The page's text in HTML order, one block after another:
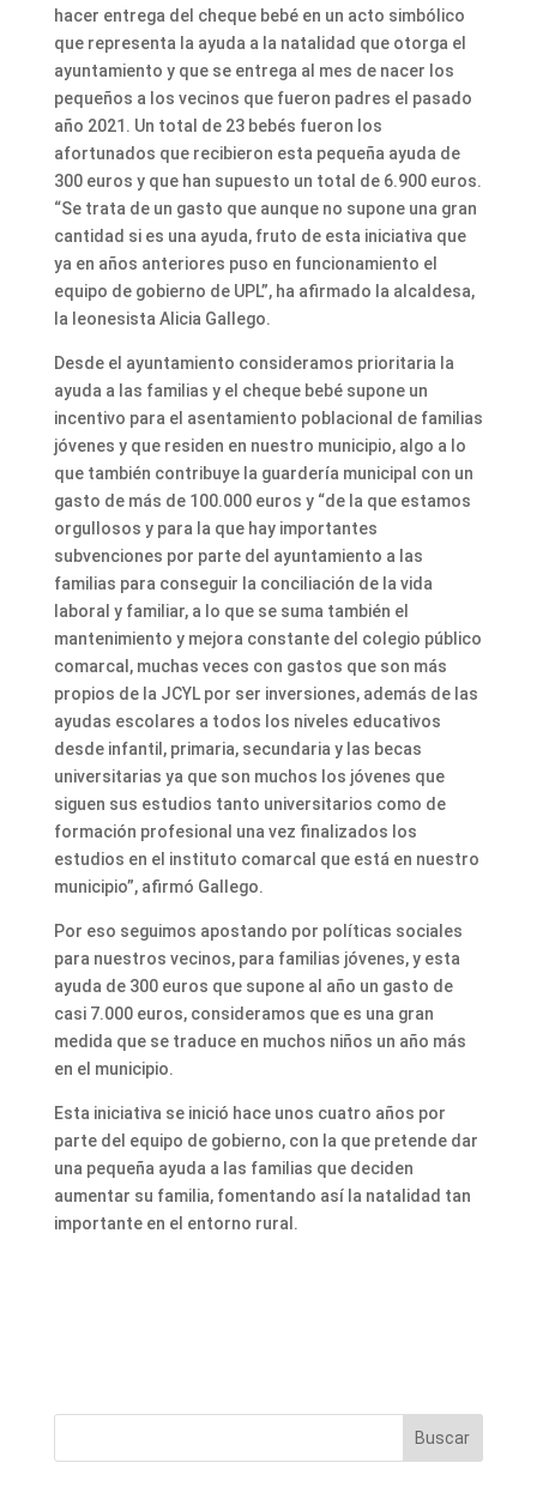
hacer entrega del cheque bebé en un acto simbólico
que representa la ayuda a la natalidad que otorga el
ayuntamiento y que se entrega al mes de nacer los
pequeños a los vecinos que fueron padres el pasado
año 2021. Un total de 23 bebés fueron los
afortunados que recibieron esta pequeña ayuda de
300 euros y que han supuesto un total de 6.900 euros.
“Se trata de un gasto que aunque no supone una gran
cantidad si es una ayuda, fruto de esta iniciativa que
ya en años anteriores puso en funcionamiento el
equipo de gobierno de UPL”, ha afirmado la alcaldesa,
la leonesista Alicia Gallego.
Desde el ayuntamiento consideramos prioritaria la
ayuda a las familias y el cheque bebé supone un
incentivo para el asentamiento poblacional de familias
jóvenes y que residen en nuestro municipio, algo a lo
que también contribuye la guardería municipal con un
gasto de más de 100.000 euros y “de la que estamos
orgullosos y para la que hay importantes
subvenciones por parte del ayuntamiento a las
familias para conseguir la conciliación de la vida
laboral y familiar, a lo que se suma también el
mantenimiento y mejora constante del colegio público
comarcal, muchas veces con gastos que son más
propios de la JCYL por ser inversiones, además de las
ayudas escolares a todos los niveles educativos
desde infantil, primaria, secundaria y las becas
universitarias ya que son muchos los jóvenes que
siguen sus estudios tanto universitarios como de
formación profesional una vez finalizados los
estudios en el instituto comarcal que está en nuestro
municipio”, afirmó Gallego.
Por eso seguimos apostando por políticas sociales
para nuestros vecinos, para familias jóvenes, y esta
ayuda de 300 euros que supone al año un gasto de
casi 7.000 euros, consideramos que es una gran
medida que se traduce en muchos niños un año más
en el municipio.
Esta iniciativa se inició hace unos cuatro años por
parte del equipo de gobierno, con la que pretende dar
una pequeña ayuda a las familias que deciden
aumentar su familia, fomentando así la natalidad tan
importante en el entorno rural.